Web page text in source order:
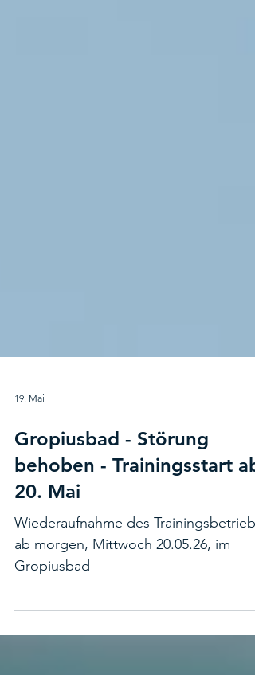
Gropiusbad - Störung
behoben - Trainingsstart ab
20. Mai
Wiederaufnahme des Trainingsbetriebs
ab morgen, Mittwoch 20.05.26, im